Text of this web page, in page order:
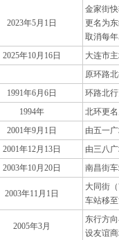
2023年5月1日
金家街
更名为
取消每
2025年10月16日
大连市
原环路
1991年6月6日
环路北
1994年
北环更
2001年9月1日
由五一
2001年12月13日
由三八
2003年10月20日
南昌街
2003年11月1日
大同街
车站移
2005年3月
东行方
设友谊